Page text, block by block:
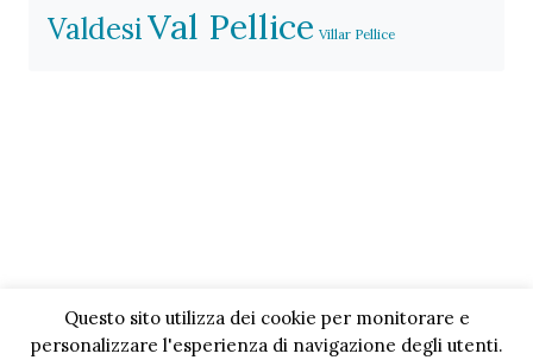
ValdesiVal Pellice Villar Pellice
Questo sito utilizza dei cookie per monitorare e
personalizzare l'esperienza di navigazione degli utenti.